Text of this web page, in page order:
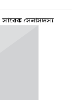
সেনাসদস্য
তিন সভাপতি প্রার্থীর